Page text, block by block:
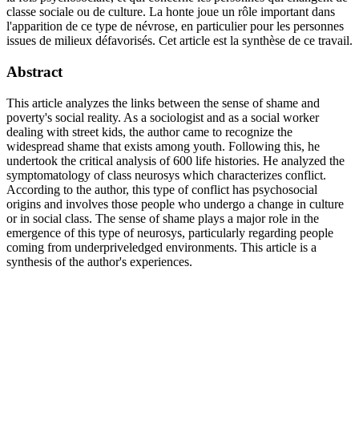
classe sociale ou de culture. La honte joue un rôle important dans
l'apparition de ce type de névrose, en particulier pour les personnes
issues de milieux défavorisés. Cet article est la synthèse de ce travail.
Abstract
This article analyzes the links between the sense of shame and
poverty's social reality. As a sociologist and as a social worker
dealing with street kids, the author came to recognize the
widespread shame that exists among youth. Following this, he
undertook the critical analysis of 600 life histories. He analyzed the
symptomatology of class neurosys which characterizes conflict.
According to the author, this type of conflict has psychosocial
origins and involves those people who undergo a change in culture
or in social class. The sense of shame plays a major role in the
emergence of this type of neurosys, particularly regarding people
coming from underpriveledged environments. This article is a
synthesis of the author's experiences.